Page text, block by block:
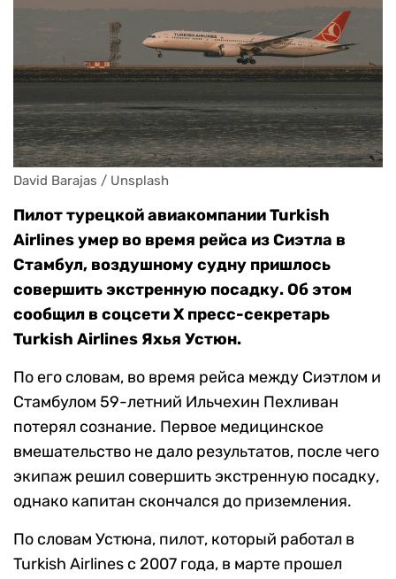
David Barajas / Unsplash
Пилот турецкой авиакомпании Turkish
Airlines умер во время рейса из Сиэтла в
Стамбул, воздушному судну пришлось
совершить экстренную посадку. Об этом
сообщил в соцсети X пресс-секретарь
Turkish Airlines Яхья Устюн.
По его словам, во время рейса между Сиэтлом и
Стамбулом 59-летний Ильчехин Пехливан
потерял сознание. Первое медицинское
вмешательство не дало результатов, после чего
экипаж решил совершить экстренную посадку,
однако капитан скончался до приземления.
По словам Устюна, пилот, который работал в
Turkish Airlines с 2007 года, в марте прошел